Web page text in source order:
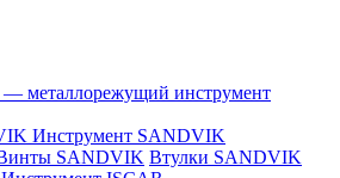
Инструмент SANDVIK
SANDVIK Втулки SANDVIK